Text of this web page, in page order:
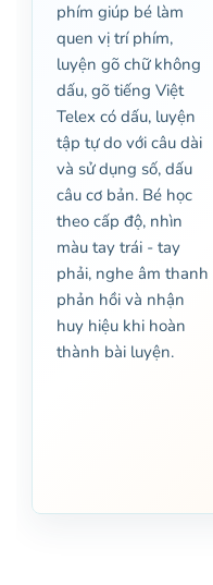
phím giúp bé làm
quen vị trí phím,
luyện gõ chữ không
dấu, gõ tiếng Việt
Telex có dấu, luyện
tập tự do với câu dài
và sử dụng số, dấu
câu cơ bản. Bé học
theo cấp độ, nhìn
màu tay trái - tay
phải, nghe âm thanh
phản hồi và nhận
huy hiệu khi hoàn
thành bài luyện.